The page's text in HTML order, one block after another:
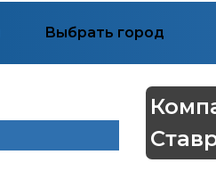
Выбрать город